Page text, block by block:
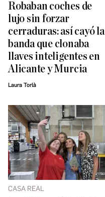
Robaban coches de
lujo sin forzar
cerraduras: así cayó la
banda que clonaba
llaves inteligentes en
Alicante y Murcia
Laura Torlà
CASA REAL